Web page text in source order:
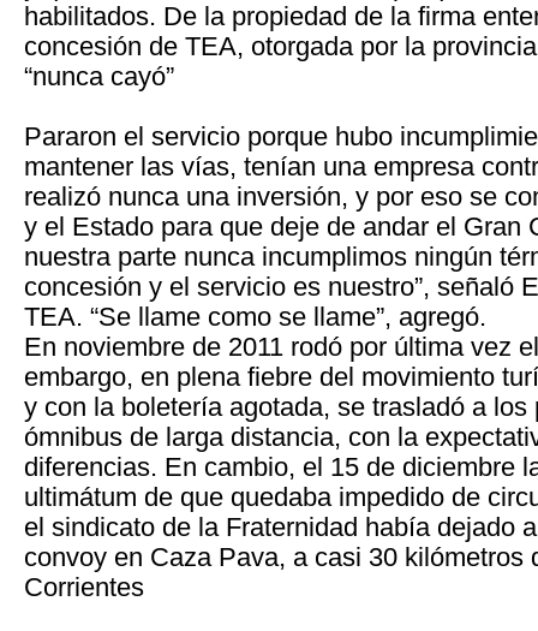
habilitados. De la propiedad de la firma
concesión de TEA, otorgada por la
“nunca cayó”
Pararon el servicio porque hubo
mantener las vías, tenían una empresa
realizó nunca una inversión, y por eso se
y el Estado para que deje de andar el Gran
nuestra parte nunca incumplimos ningún
concesión y el servicio es nuestro”, señaló
TEA. “Se llame como se llame”, agregó.
En noviembre de 2011 rodó por última vez
embargo, en plena fiebre del movimiento
y con la boletería agotada, se trasladó a los
ómnibus de larga distancia, con la
diferencias. En cambio, el 15 de diciembre
ultimátum de que quedaba impedido de
el sindicato de la Fraternidad había dejado
convoy en Caza Pava, a casi 30 kilómetros
Corrientes